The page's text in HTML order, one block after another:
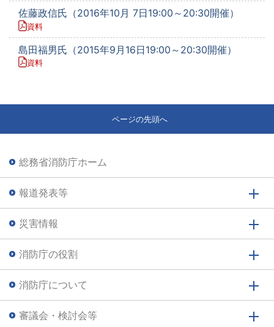
佐藤政信氏（2016年10月 7日19:00～20:30開催）
資料
島田福男氏（2015年9月16日19:00～20:30開催）
資料
ページの先頭へ
総務省消防庁ホーム
報道発表等
災害情報
消防庁の役割
消防庁について
審議会・検討会等